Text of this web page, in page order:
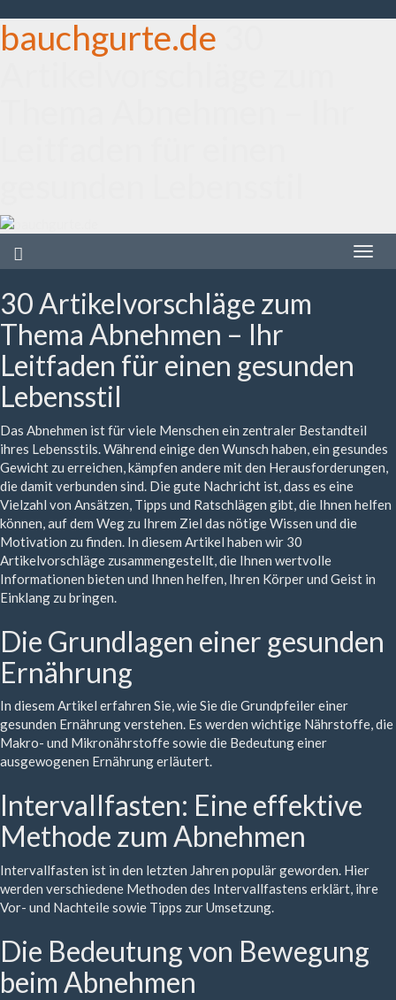
bauchgurte.de
Toggle
30 Artikelvorschläge zum
Thema Abnehmen – Ihr
Leitfaden für einen gesunden
Lebensstil
Das Abnehmen ist für viele Menschen ein zentraler Bestandteil
ihres Lebensstils. Während einige den Wunsch haben, ein gesundes
Gewicht zu erreichen, kämpfen andere mit den Herausforderungen,
die damit verbunden sind. Die gute Nachricht ist, dass es eine
Vielzahl von Ansätzen, Tipps und Ratschlägen gibt, die Ihnen helfen
können, auf dem Weg zu Ihrem Ziel das nötige Wissen und die
Motivation zu finden. In diesem Artikel haben wir 30
Artikelvorschläge zusammengestellt, die Ihnen wertvolle
Informationen bieten und Ihnen helfen, Ihren Körper und Geist in
Einklang zu bringen.
Die Grundlagen einer gesunden
Ernährung
In diesem Artikel erfahren Sie, wie Sie die Grundpfeiler einer
gesunden Ernährung verstehen. Es werden wichtige Nährstoffe, die
Makro- und Mikronährstoffe sowie die Bedeutung einer
ausgewogenen Ernährung erläutert.
Intervallfasten: Eine effektive
Methode zum Abnehmen
Intervallfasten ist in den letzten Jahren populär geworden. Hier
werden verschiedene Methoden des Intervallfastens erklärt, ihre
Vor- und Nachteile sowie Tipps zur Umsetzung.
Die Bedeutung von Bewegung
beim Abnehmen